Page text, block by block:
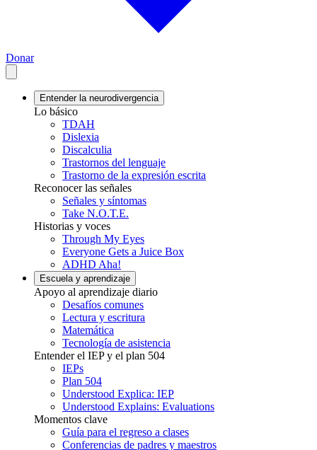
Donar
Entender la neurodivergencia
Lo básico
TDAH
Dislexia
Discalculia
Trastornos del lenguaje
Trastorno de la expresión escrita
Reconocer las señales
Señales y síntomas
Take N.O.T.E.
Historias y voces
Through My Eyes
Everyone Gets a Juice Box
ADHD Aha!
Escuela y aprendizaje
Apoyo al aprendizaje diario
Desafíos comunes
Lectura y escritura
Matemática
Tecnología de asistencia
Entender el IEP y el plan 504
IEPs
Plan 504
Understood Explica: IEP
Understood Explains: Evaluations
Momentos clave
Guía para el regreso a clases
Conferencias de padres y maestros